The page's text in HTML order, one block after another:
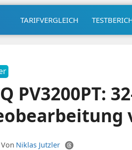
TARIFVERGLEICH
PV3200PT:
Von Niklas Jutzler